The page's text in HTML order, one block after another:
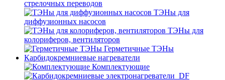
стрелочных переводов
ТЭНы для
диффузионных насосов
ТЭНы для
колориферов, вентиляторов
Герметичные ТЭНы
Карбидокремниевые нагреватели
Комплектующие